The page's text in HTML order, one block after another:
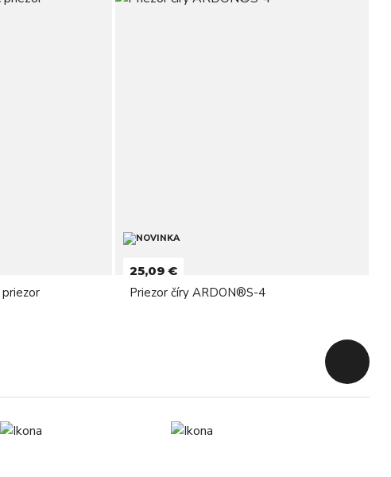
25,09 €
Priezor číry ARDON®S-4
Späť na